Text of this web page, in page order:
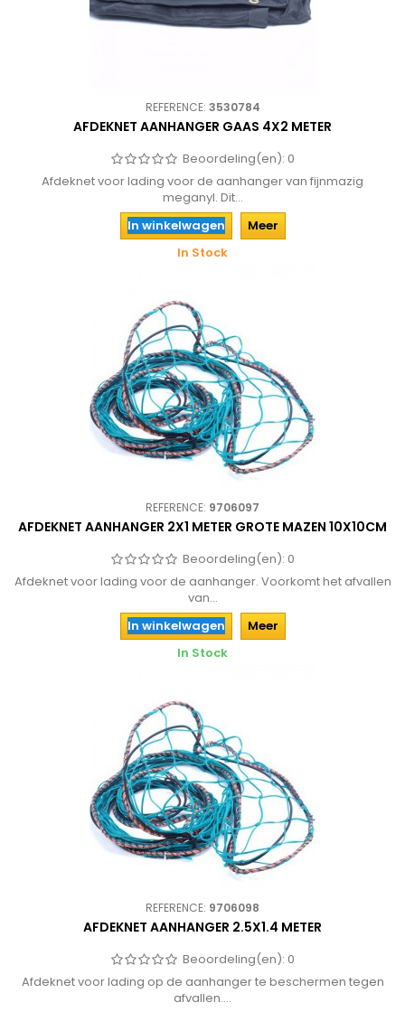
REFERENCE: 3530784
AFDEKNET AANHANGER GAAS 4X2 METER
Beoordeling(en): 0
Afdeknet voor lading voor de aanhanger van fijnmazig
meganyl. Dit...
In winkelwagen
Meer
In Stock
REFERENCE: 9706097
AFDEKNET AANHANGER 2X1 METER GROTE MAZEN 10X10CM
Beoordeling(en): 0
Afdeknet voor lading voor de aanhanger. Voorkomt het afvallen
van...
In winkelwagen
Meer
In Stock
REFERENCE: 9706098
AFDEKNET AANHANGER 2.5X1.4 METER
Beoordeling(en): 0
Afdeknet voor lading op de aanhanger te beschermen tegen
afvallen....